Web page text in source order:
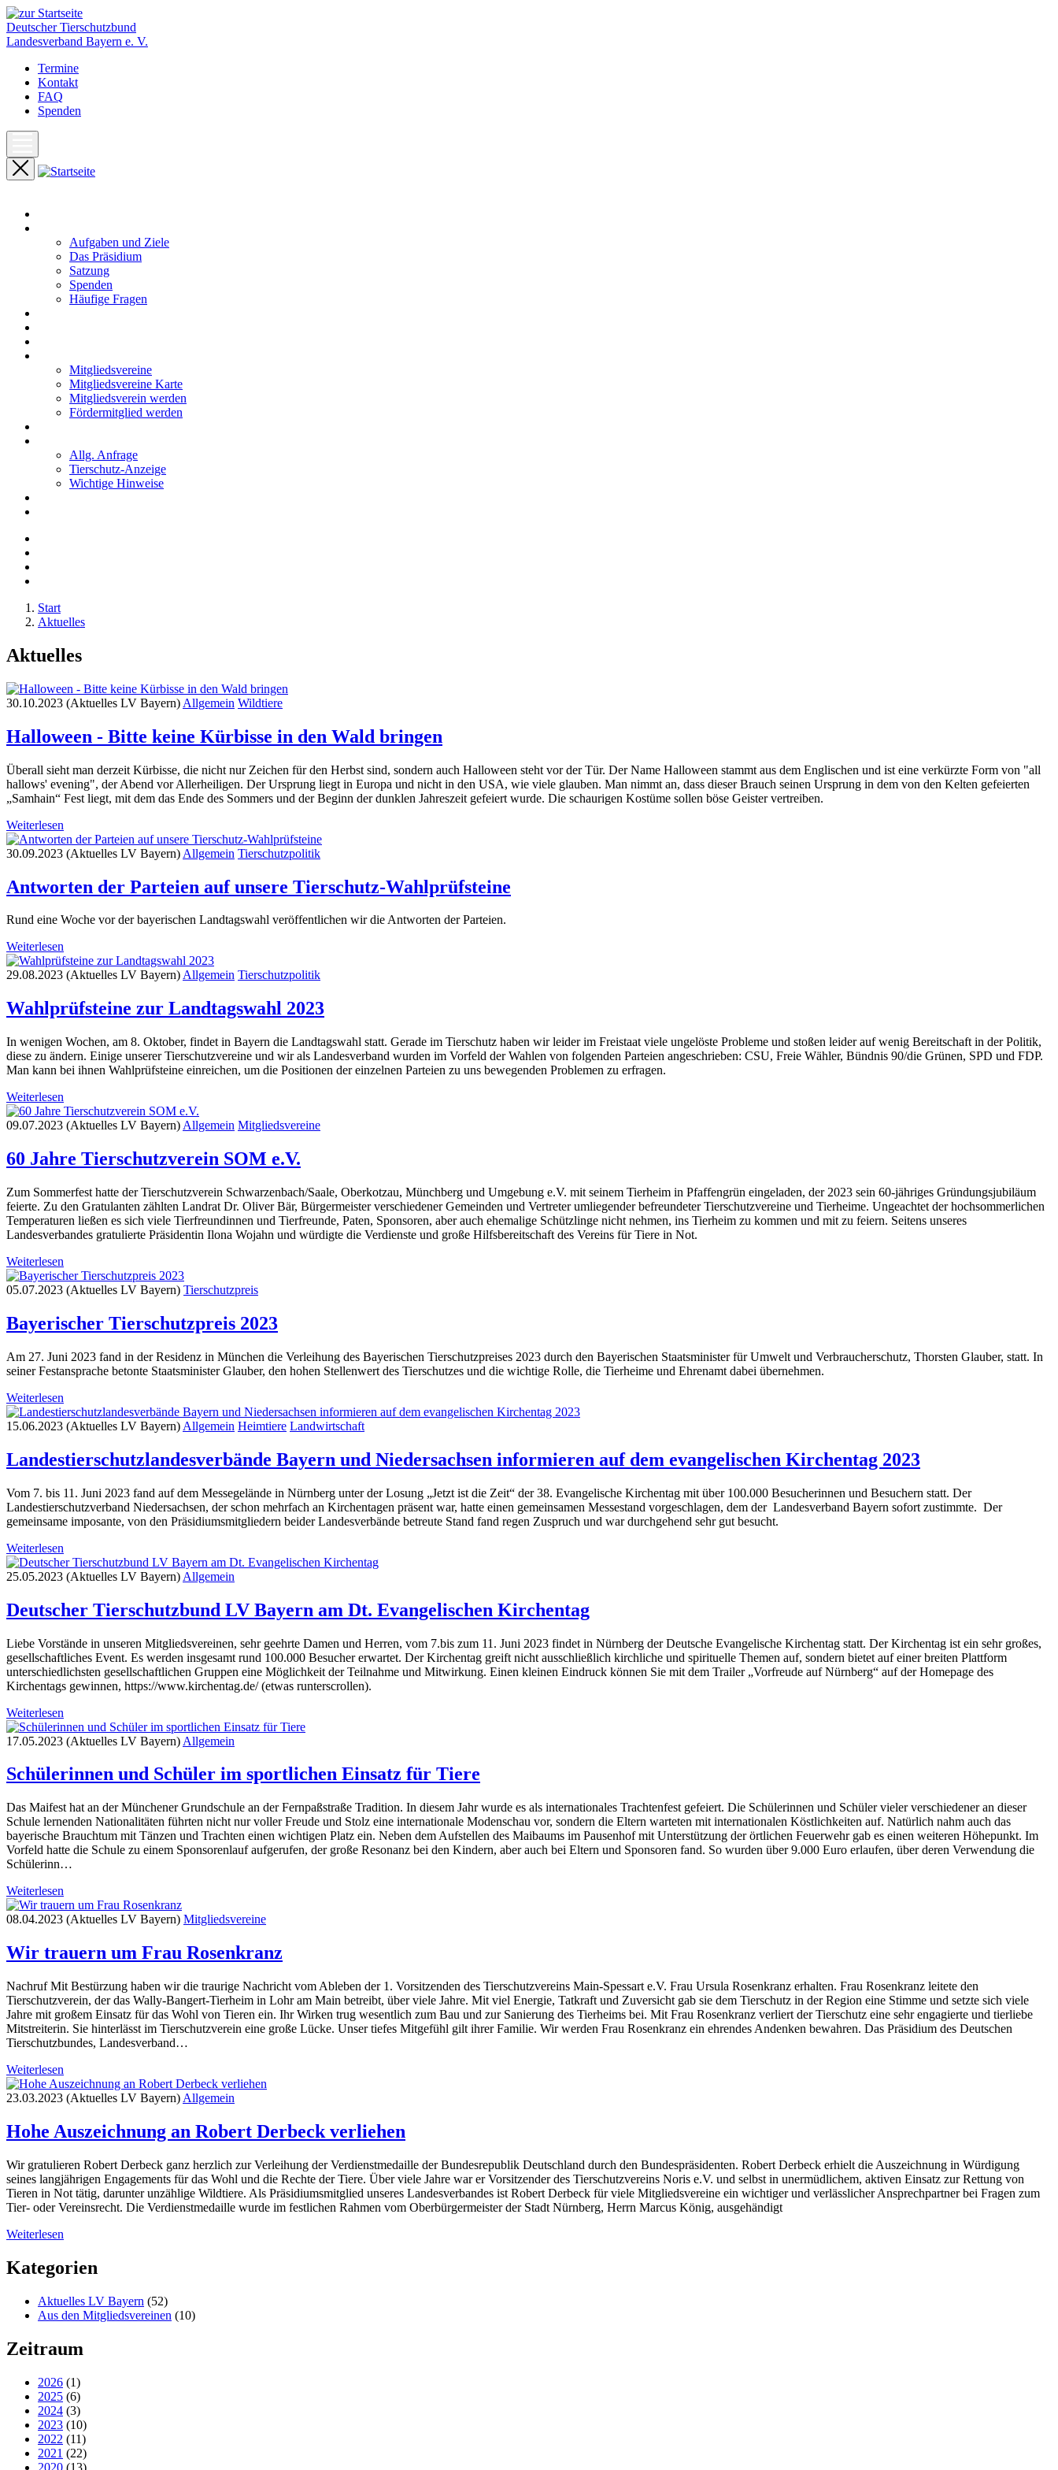
Deutscher Tierschutzbund
Landesverband Bayern e. V.
Termine
Kontakt
FAQ
Spenden
Aufgaben und Ziele
Das Präsidium
Satzung
Spenden
Häufige Fragen
Mitgliedsvereine
Mitgliedsvereine Karte
Mitgliedsverein werden
Fördermitglied werden
Allg. Anfrage
Tierschutz-Anzeige
Wichtige Hinweise
Start
Aktuelles
Aktuelles
30.10.2023 (Aktuelles LV Bayern) Allgemein Wildtiere
Halloween - Bitte keine Kürbisse in den Wald bringen
Überall sieht man derzeit Kürbisse, die nicht nur Zeichen für den Herbst sind, sondern auch Halloween steht vor der Tür. Der Name Halloween stammt aus dem Englischen und ist eine verkürzte Form von "all
hallows' evening", der Abend vor Allerheiligen. Der Ursprung liegt in Europa und nicht in den USA, wie viele glauben. Man nimmt an, dass dieser Brauch seinen Ursprung in dem von den Kelten gefeierten
„Samhain“ Fest liegt, mit dem das Ende des Sommers und der Beginn der dunklen Jahreszeit gefeiert wurde. Die schaurigen Kostüme sollen böse Geister vertreiben.
Weiterlesen
30.09.2023 (Aktuelles LV Bayern) Allgemein Tierschutzpolitik
Antworten der Parteien auf unsere Tierschutz-Wahlprüfsteine
Rund eine Woche vor der bayerischen Landtagswahl veröffentlichen wir die Antworten der Parteien.
Weiterlesen
29.08.2023 (Aktuelles LV Bayern)Allgemein Tierschutzpolitik
Wahlprüfsteine zur Landtagswahl 2023
In wenigen Wochen, am 8. Oktober, findet in Bayern die Landtagswahl statt. Gerade im Tierschutz haben wir leider im Freistaat viele ungelöste Probleme und stoßen leider auf wenig Bereitschaft in der Politik,
diese zu ändern. Einige unserer Tierschutzvereine und wir als Landesverband wurden im Vorfeld der Wahlen von folgenden Parteien angeschrieben: CSU, Freie Wähler, Bündnis 90/die Grünen, SPD und FDP.
Man kann bei ihnen Wahlprüfsteine einreichen, um die Positionen der einzelnen Parteien zu uns bewegenden Problemen zu erfragen.
Weiterlesen
09.07.2023 (Aktuelles LV Bayern) Allgemein Mitgliedsvereine
60 Jahre Tierschutzverein SOM e.V.
Zum Sommerfest hatte der Tierschutzverein Schwarzenbach/Saale, Oberkotzau, Münchberg und Umgebung e.V. mit seinem Tierheim in Pfaffengrün eingeladen, der 2023 sein 60-jähriges Gründungsjubiläum
feierte. Zu den Gratulanten zählten Landrat Dr. Oliver Bär, Bürgermeister verschiedener Gemeinden und Vertreter umliegender befreundeter Tierschutzvereine und Tierheime. Ungeachtet der hochsommerlichen
Temperaturen ließen es sich viele Tierfreundinnen und Tierfreunde, Paten, Sponsoren, aber auch ehemalige Schützlinge nicht nehmen, ins Tierheim zu kommen und mit zu feiern. Seitens unseres
Landesverbandes gratulierte Präsidentin Ilona Wojahn und würdigte die Verdienste und große Hilfsbereitschaft des Vereins für Tiere in Not.
Weiterlesen
05.07.2023 (Aktuelles LV Bayern) Tierschutzpreis
Bayerischer Tierschutzpreis 2023
Am 27. Juni 2023 fand in der Residenz in München die Verleihung des Bayerischen Tierschutzpreises 2023 durch den Bayerischen Staatsminister für Umwelt und Verbraucherschutz, Thorsten Glauber, statt. In
seiner Festansprache betonte Staatsminister Glauber, den hohen Stellenwert des Tierschutzes und die wichtige Rolle, die Tierheime und Ehrenamt dabei übernehmen.
Weiterlesen
15.06.2023 (Aktuelles LV Bayern) Allgemein Heimtiere Landwirtschaft
Landestierschutzlandesverbände Bayern und Niedersachsen informieren auf dem evangelischen Kirchentag 2023
Vom 7. bis 11. Juni 2023 fand auf dem Messegelände in Nürnberg unter der Losung „Jetzt ist die Zeit“ der 38. Evangelische Kirchentag mit über 100.000 Besucherinnen und Besuchern statt. Der
Landestierschutzverband Niedersachsen, der schon mehrfach an Kirchentagen präsent war, hatte einen gemeinsamen Messestand vorgeschlagen, dem der Landesverband Bayern sofort zustimmte. Der
gemeinsame imposante, von den Präsidiumsmitgliedern beider Landesverbände betreute Stand fand regen Zuspruch und war durchgehend sehr gut besucht.
Weiterlesen
25.05.2023 (Aktuelles LV Bayern) Allgemein
Deutscher Tierschutzbund LV Bayern am Dt. Evangelischen Kirchentag
Liebe Vorstände in unseren Mitgliedsvereinen, sehr geehrte Damen und Herren, vom 7.bis zum 11. Juni 2023 findet in Nürnberg der Deutsche Evangelische Kirchentag statt. Der Kirchentag ist ein sehr großes,
gesellschaftliches Event. Es werden insgesamt rund 100.000 Besucher erwartet. Der Kirchentag greift nicht ausschließlich kirchliche und spirituelle Themen auf, sondern bietet auf einer breiten Plattform
unterschiedlichsten gesellschaftlichen Gruppen eine Möglichkeit der Teilnahme und Mitwirkung. Einen kleinen Eindruck können Sie mit dem Trailer „Vorfreude auf Nürnberg“ auf der Homepage des
Kirchentags gewinnen, https://www.kirchentag.de/ (etwas runterscrollen).
Weiterlesen
17.05.2023 (Aktuelles LV Bayern) Allgemein
Schülerinnen und Schüler im sportlichen Einsatz für Tiere
Das Maifest hat an der Münchener Grundschule an der Fernpaßstraße Tradition. In diesem Jahr wurde es als internationales Trachtenfest gefeiert. Die Schülerinnen und Schüler vieler verschiedener an dieser
Schule lernenden Nationalitäten führten nicht nur voller Freude und Stolz eine internationale Modenschau vor, sondern die Eltern warteten mit internationalen Köstlichkeiten auf. Natürlich nahm auch das
bayerische Brauchtum mit Tänzen und Trachten einen wichtigen Platz ein. Neben dem Aufstellen des Maibaums im Pausenhof mit Unterstützung der örtlichen Feuerwehr gab es einen weiteren Höhepunkt. Im
Vorfeld hatte die Schule zu einem Sponsorenlauf aufgerufen, der große Resonanz bei den Kindern, aber auch bei Eltern und Sponsoren fand. So wurden über 9.000 Euro erlaufen, über deren Verwendung die
Schülerinn…
Weiterlesen
08.04.2023 (Aktuelles LV Bayern) Mitgliedsvereine
Wir trauern um Frau Rosenkranz
Nachruf Mit Bestürzung haben wir die traurige Nachricht vom Ableben der 1. Vorsitzenden des Tierschutzvereins Main-Spessart e.V. Frau Ursula Rosenkranz erhalten. Frau Rosenkranz leitete den
Tierschutzverein, der das Wally-Bangert-Tierheim in Lohr am Main betreibt, über viele Jahre. Mit viel Energie, Tatkraft und Zuversicht gab sie dem Tierschutz in der Region eine Stimme und setzte sich viele
Jahre mit großem Einsatz für das Wohl von Tieren ein. Ihr Wirken trug wesentlich zum Bau und zur Sanierung des Tierheims bei. Mit Frau Rosenkranz verliert der Tierschutz eine sehr engagierte und tierliebe
Mitstreiterin. Sie hinterlässt im Tierschutzverein eine große Lücke. Unser tiefes Mitgefühl gilt ihrer Familie. Wir werden Frau Rosenkranz ein ehrendes Andenken bewahren. Das Präsidium des Deutschen
Tierschutzbundes, Landesverband…
Weiterlesen
23.03.2023 (Aktuelles LV Bayern) Allgemein
Hohe Auszeichnung an Robert Derbeck verliehen
Wir gratulieren Robert Derbeck ganz herzlich zur Verleihung der Verdienstmedaille der Bundesrepublik Deutschland durch den Bundespräsidenten. Robert Derbeck erhielt die Auszeichnung in Würdigung
seines langjährigen Engagements für das Wohl und die Rechte der Tiere. Über viele Jahre war er Vorsitzender des Tierschutzvereins Noris e.V. und selbst in unermüdlichem, aktiven Einsatz zur Rettung von
Tieren in Not tätig, darunter unzählige Wildtiere. Als Präsidiumsmitglied unseres Landesverbandes ist Robert Derbeck für viele Mitgliedsvereine ein wichtiger und verlässlicher Ansprechpartner bei Fragen zum
Tier- oder Vereinsrecht. Die Verdienstmedaille wurde im festlichen Rahmen vom Oberbürgermeister der Stadt Nürnberg, Herrn Marcus König, ausgehändigt
Weiterlesen
Kategorien
Aktuelles LV Bayern (52)
Aus den Mitgliedsvereinen (10)
Zeitraum
2026 (1)
2025 (6)
2024 (3)
2023 (10)
2022 (11)
2021 (22)
2020 (13)